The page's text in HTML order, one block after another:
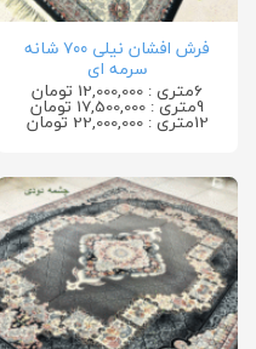
فرش افشان نیلی ۷۰۰ شانه
سرمه ای
6متری : 12,000,000 تومان
9متری : 17,500,000 تومان
12متری : 22,000,000 تومان